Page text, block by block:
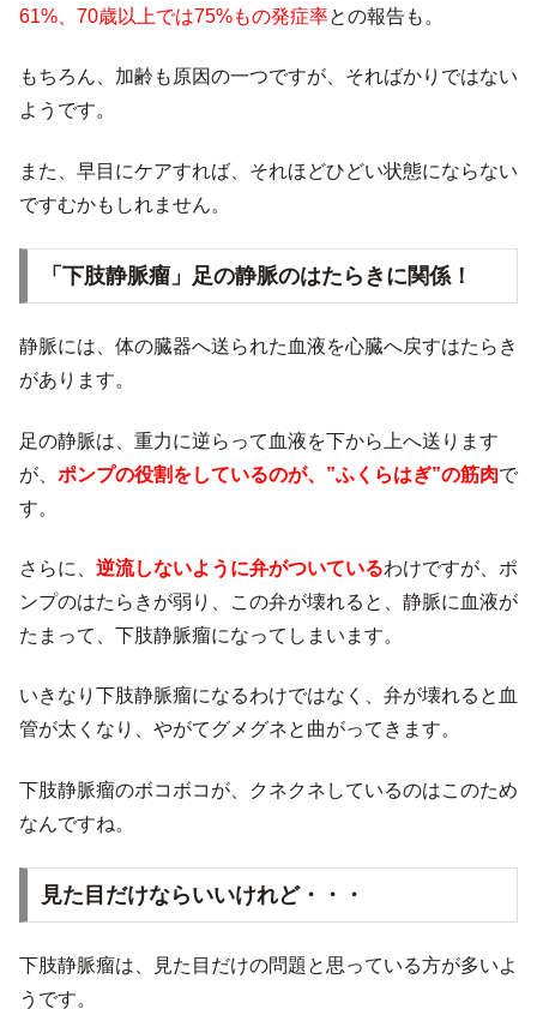
61%、70歳以上では75%もの発症率との報告も。
もちろん、加齢も原因の一つですが、そればかりではない
ようです。
また、早目にケアすれば、それほどひどい状態にならない
ですむかもしれません。
「下肢静脈瘤」足の静脈のはたらきに関係！
静脈には、体の臓器へ送られた血液を心臓へ戻すはたらき
があります。
足の静脈は、重力に逆らって血液を下から上へ送ります
が、 ポンプの役割をしているのが、”ふくらはぎ”の筋肉で
す。
さらに、 逆流しないように弁がついているわけですが、ポ
ンプのはたらきが弱り、この弁が壊れると、静脈に血液が
たまって、下肢静脈瘤になってしまいます。
いきなり下肢静脈瘤になるわけではなく、弁が壊れると血
管が太くなり、やがてグメグネと曲がってきます。
下肢静脈瘤のボコボコが、クネクネしているのはこのため
なんですね。
見た目だけならいいけれど・・・
下肢静脈瘤は、見た目だけの問題と思っている方が多いよ
うです。